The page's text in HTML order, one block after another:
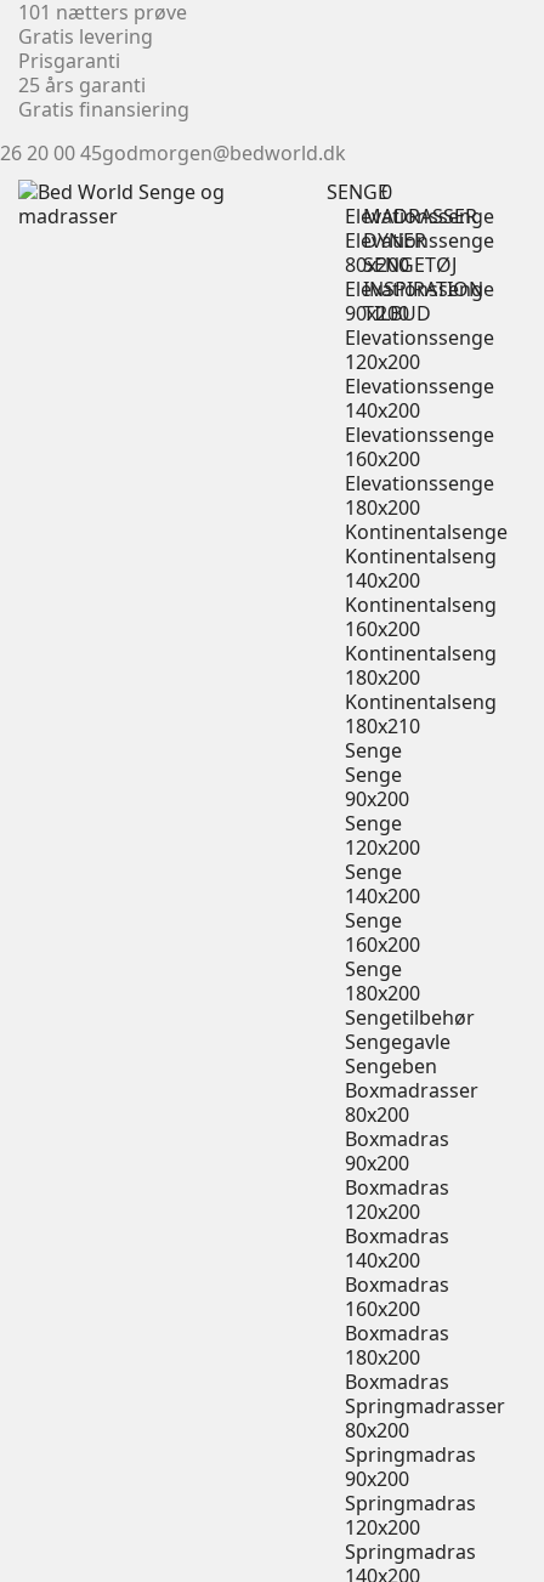
101 nætters prøve
Gratis levering
Prisgaranti
25 års garanti
Gratis finansiering
26 20 00 45godmorgen@bedworld.dk
SENGE
Elevationssenge
Elevationssenge
80x200
Elevationssenge
90x200
Elevationssenge
120x200
Elevationssenge
140x200
Elevationssenge
160x200
Elevationssenge
180x200
Kontinentalsenge
Kontinentalseng
140x200
Kontinentalseng
160x200
Kontinentalseng
180x200
Kontinentalseng
180x210
Senge
Senge
90x200
Senge
120x200
Senge
140x200
Senge
160x200
Senge
180x200
Sengetilbehør
Sengegavle
Sengeben
MADRASSER
Boxmadrasser
80x200
Boxmadras
90x200
Boxmadras
120x200
Boxmadras
140x200
Boxmadras
160x200
Boxmadras
180x200
Boxmadras
Springmadrasser
80x200
Springmadras
90x200
Springmadras
120x200
Springmadras
140x200
DYNER
SENGETØJ
INSPIRATION
TILBUD
0